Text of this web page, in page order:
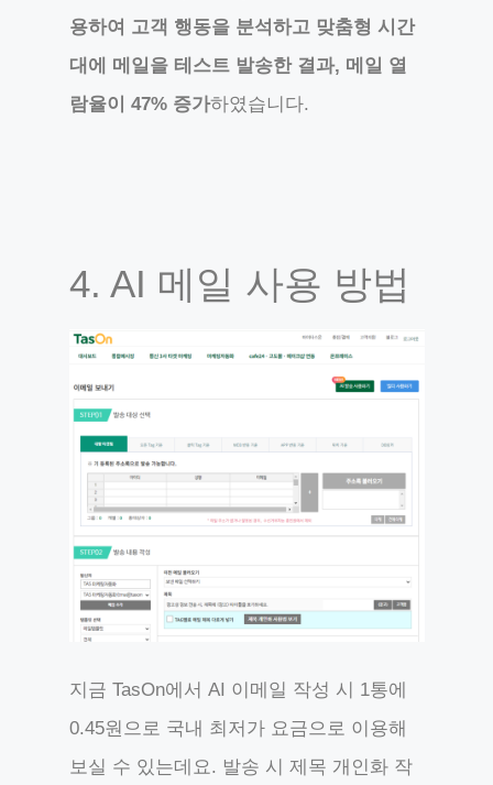
용하여 고객 행동을 분석하고 맞춤형 시간
대에 메일을 테스트 발송한 결과, 메일 열
람율이 47% 증가하였습니다.
4. AI 메일 사용 방법
지금 TasOn에서 AI 이메일 작성 시 1통에
0.45원으로 국내 최저가 요금으로 이용해
보실 수 있는데요. 발송 시 제목 개인화 작